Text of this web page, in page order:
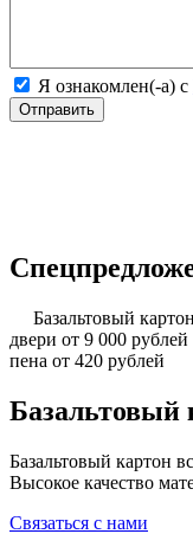
Я ознакомлен(-а) с
Базальтовый картон
двери от 9 000 рублей
пена от 420 рублей
Базальтовый
Базальтовый картон
Высокое качество
Связаться с нами